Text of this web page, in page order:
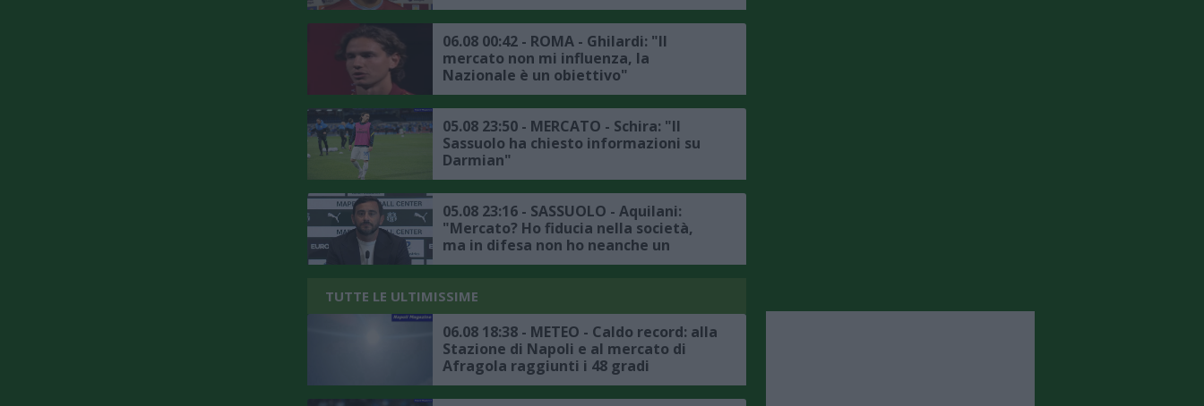
06.08 00:42 - ROMA - Ghilardi: "Il
mercato non mi influenza, la
Nazionale è un obiettivo"
05.08 23:50 - MERCATO - Schira: "Il
Sassuolo ha chiesto informazioni su
Darmian"
05.08 23:16 - SASSUOLO - Aquilani:
"Mercato? Ho fiducia nella società,
ma in difesa non ho neanche un
titolare"
TUTTE LE ULTIMISSIME
06.08 18:38 - METEO - Caldo record: alla
Stazione di Napoli e al mercato di
Afragola raggiunti i 48 gradi